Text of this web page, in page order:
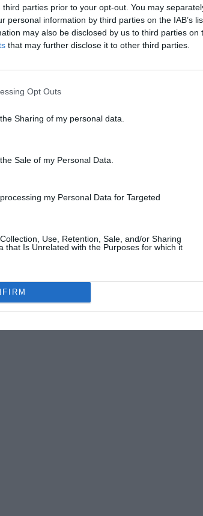
third parties prior to your opt-out. You may
personal information by third parties on the IAB’s
may also be disclosed by us to third parties on
that may further disclose it to other third parties.
Opt Outs
Sharing of my personal data.
Sale of my Personal Data.
my Personal Data for Targeted
Use, Retention, Sale, and/or Sharing
that Is Unrelated with the Purposes for which it